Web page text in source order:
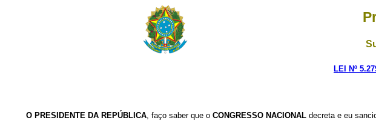
LEI Nº
O PRESIDENTE DA REPÚBLICA, faço saber que o CONGRESSO NACIONAL decreta e eu